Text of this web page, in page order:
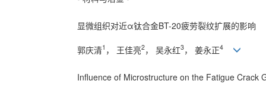
显微组织对近α钛合金BT-20疲劳裂纹扩展的影响
郭庆清1 ， 王佳亮2， 吴永红3， 姜永正4
Influence of Microstructure on the Fatigue Crack